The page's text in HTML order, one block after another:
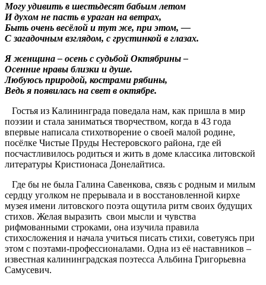
Могу удивить в шестьдесят бабьим летом
И духом не пасть в ураган на ветрах,
Быть очень весёлой и тут же, при этом, —
С загадочным взглядом, с грустинкой в глазах.
Я женщина – осень с судьбой Октябрины –
Осенние нравы близки и душе.
Любуюсь природой, кострами рябины,
Ведь я появилась на свет в октябре.
Гостья из Калининграда поведала нам, как пришла в мир
поэзии и стала заниматься творчеством, когда в 43 года
впервые написала стихотворение о своей малой родине,
посёлке Чистые Пруды Нестеровского района, где ей
посчастливилось родиться и жить в доме классика литовской
литературы Кристионаса Донелайтиса.
Где бы не была Галина Савенкова, связь с родным и милым
сердцу уголком не прерывала и в восстановленной кирхе
музея имени литовского поэта ощутила ритм своих будущих
стихов. Желая выразить свои мысли и чувства
рифмованными строками, она изучила правила
стихосложения и начала учиться писать стихи, советуясь при
этом с поэтами-профессионалами. Одна из её наставников –
известная калининградская поэтесса Альбина Григорьевна
Самусевич.